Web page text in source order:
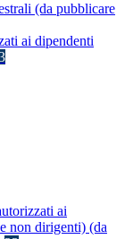
(da pubblicare
ai dipendenti
ai
non dirigenti) (da